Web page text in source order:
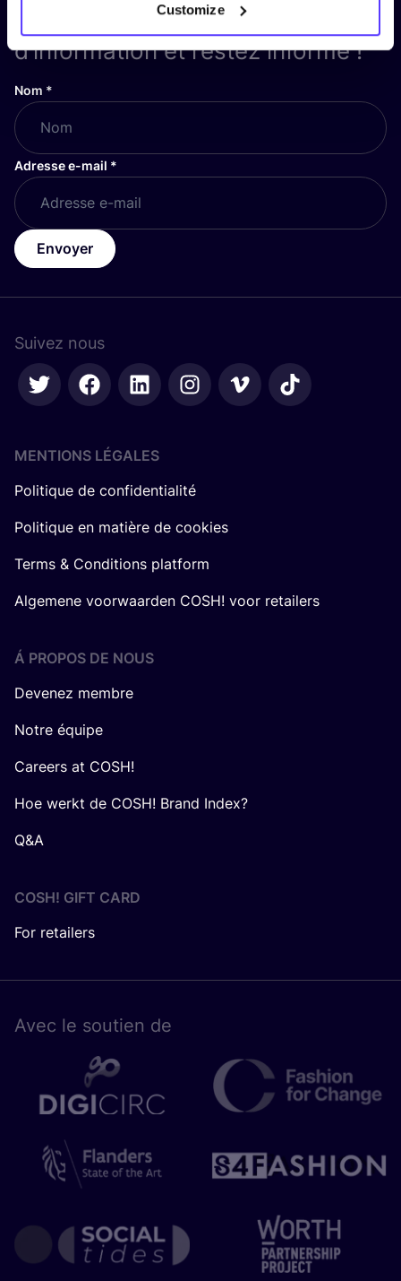
Customize
Inscrivez-vous à notre lettre
d’information et restez informé !
Nom *
Adresse e-mail *
Envoyer
Suivez nous
MENTIONS LÉGALES
Politique de confidentialité
Politique en matière de cookies
Terms & Conditions platform
Algemene voorwaarden COSH! voor retailers
Á PROPOS DE NOUS
Devenez membre
Notre équipe
Careers at COSH!
Hoe werkt de COSH! Brand Index?
Q&A
COSH! GIFT CARD
For retailers
Avec le sou­tien de